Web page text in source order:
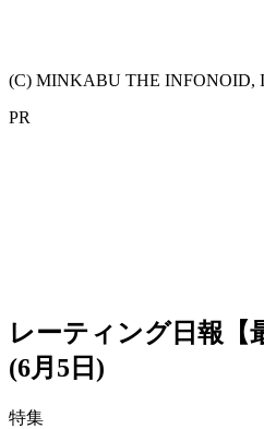
(C) MINKABU THE INFONOID,
PR
レーティング日報
(6月5日)
特集